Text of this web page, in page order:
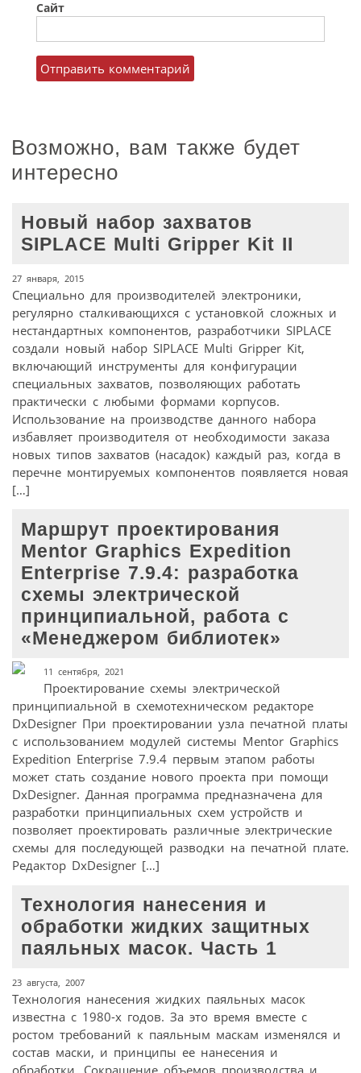
Сайт
Возможно, вам также будет
интересно
Новый набор захватов
SIPLACE Multi Gripper Kit II
27 января, 2015
Специально для производителей электроники,
регулярно сталкивающихся с установкой сложных и
нестандартных компонентов, разработчики SIPLACE
создали новый набор SIPLACE Multi Gripper Kit,
включающий инструменты для конфигурации
специальных захватов, позволяющих работать
практически с любыми формами корпусов.
Использование на производстве данного набора
избавляет производителя от необходимости заказа
новых типов захватов (насадок) каждый раз, когда в
перечне монтируемых компонентов появляется новая
[…]
Маршрут проектирования
Mentor Graphics Expedition
Enterprise 7.9.4: разработка
схемы электрической
принципиальной, работа с
«Менеджером библиотек»
11 сентября, 2021
Проектирование схемы электрической
принципиальной в схемотехническом редакторе
DxDesigner При проектировании узла печатной платы
с использованием модулей системы Mentor Graphics
Expedition Enterprise 7.9.4 первым этапом работы
может стать создание нового проекта при помощи
DxDesigner. Данная программа предназначена для
разработки принципиальных схем устройств и
позволяет проектировать различные электрические
схемы для последующей разводки на печатной плате.
Редактор DxDesigner […]
Технология нанесения и
обработки жидких защитных
паяльных масок. Часть 1
23 августа, 2007
Технология нанесения жидких паяльных масок
известна с 1980-х годов. За это время вместе с
ростом требований к паяльным маскам изменялся и
состав маски, и принципы ее нанесения и
обработки. Сокращение объемов производства и